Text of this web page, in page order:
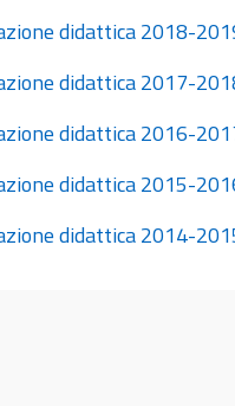
didattica 2018-
didattica 2017-
didattica 2016-
didattica 2015-
didattica 2014-